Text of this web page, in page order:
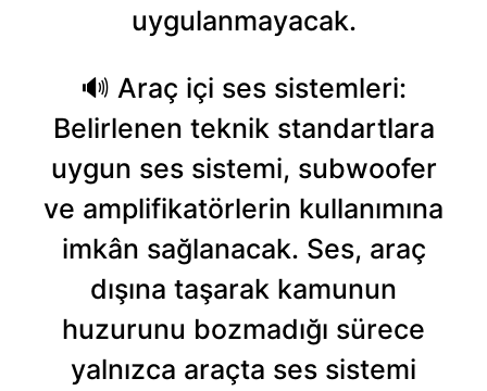
uygulanmayacak.
🔊 Araç içi ses sistemleri:
Belirlenen teknik standartlara
uygun ses sistemi, subwoofer
ve amplifikatörlerin kullanımına
imkân sağlanacak. Ses, araç
dışına taşarak kamunun
huzurunu bozmadığı sürece
yalnızca araçta ses sistemi